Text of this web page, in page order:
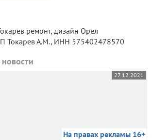
Токарев А.М., ИНН 575402478570
27.12.2021
На правах рекламы 16+